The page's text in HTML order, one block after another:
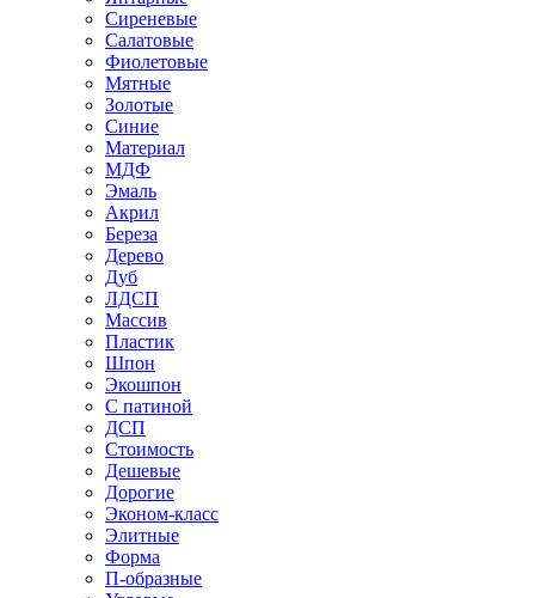
Сиреневые
Салатовые
Фиолетовые
Мятные
Золотые
Синие
Материал
МДФ
Эмаль
Акрил
Береза
Дерево
Дуб
ЛДСП
Массив
Пластик
Шпон
Экошпон
С патиной
ДСП
Стоимость
Дешевые
Дорогие
Эконом-класс
Элитные
Форма
П-образные